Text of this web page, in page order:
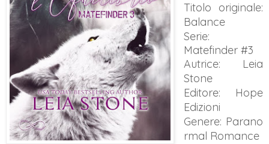
Titolo originale:
Balance
Serie:
Matefinder #3
Autrice: Leia
Stone
Editore: Hope
Edizioni
Genere: Parano
rmal Romance